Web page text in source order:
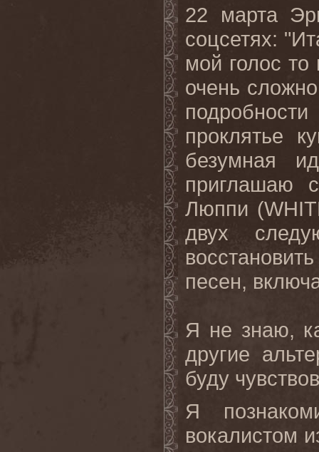
22 марта
соцсетях:
мой голос
очень
проклятье
безумная
приглашаю
Люппи (
двух
песен,
Я не знаю,
другие
буду
Я
вокалистом